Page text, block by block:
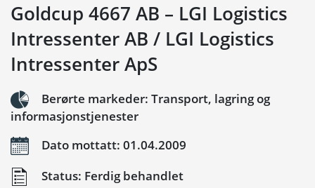
Goldcup 4667 AB – LGI Logistics
Intressenter AB / LGI Logistics
Intressenter ApS
Berørte markeder: Transport, lagring og
informasjonstjenester
Dato mottatt: 01.04.2009
Status: Ferdig behandlet